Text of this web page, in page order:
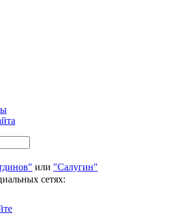
или "Салугин"
сетях: